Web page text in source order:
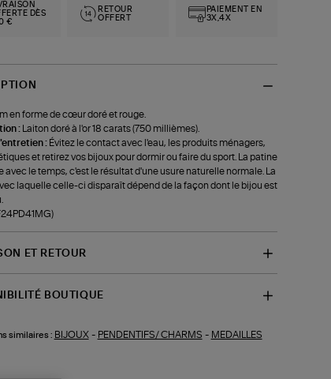
DÈS
€
RETOUR
OFFERT
PAIEMENT EN
3X,4X
en forme de cœur doré et rouge.
:
Laiton doré à l'or 18 carats (750 millièmes).
: Évitez le contact avec l'eau, les produits ménagers,
et retirez vos bijoux pour dormir ou faire du sport. La patine
avec le temps, c'est le résultat d'une usure naturelle normale. La
laquelle celle-ci disparaît dépend de la façon dont le bijou est
ET RETOUR
BOUTIQUE
similaires : BIJOUX- PENDENTIFS/ CHARMS - MEDAILLES